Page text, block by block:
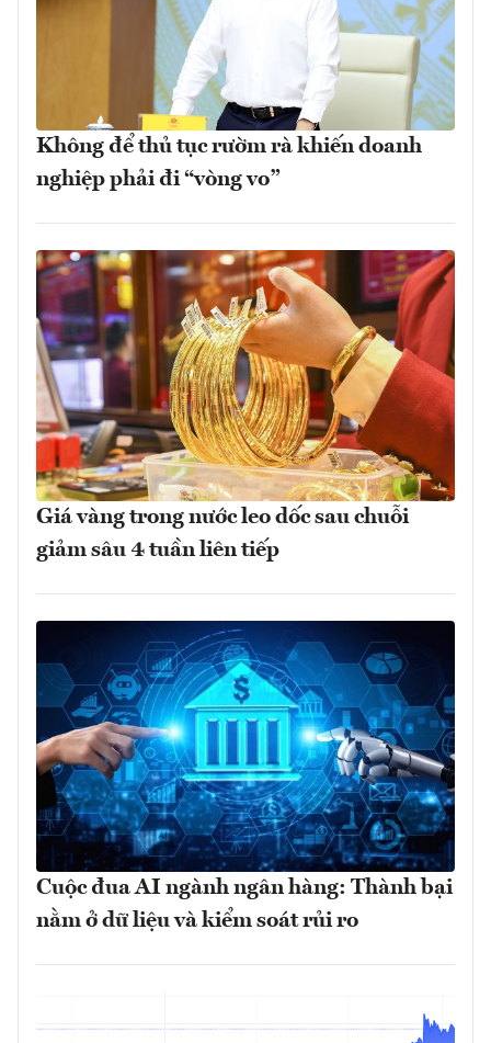
Không để thủ tục rườm rà khiến doanh
nghiệp phải đi “vòng vo”
Giá vàng trong nước leo dốc sau chuỗi
giảm sâu 4 tuần liên tiếp
Cuộc đua AI ngành ngân hàng: Thành bại
nằm ở dữ liệu và kiểm soát rủi ro